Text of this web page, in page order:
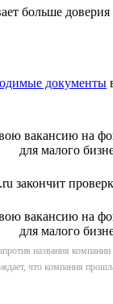
больше доверия
документы
закончит
названия компании
что компания